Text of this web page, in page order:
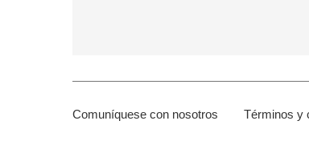
Comuníquese con nosotros Términos y